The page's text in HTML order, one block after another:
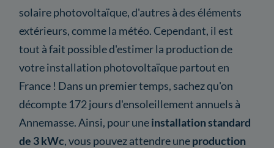
solaire photovoltaïque, d'autres à des éléments
extérieurs, comme la météo. Cependant, il est
tout à fait possible d'estimer la production de
votre installation photovoltaïque partout en
France ! Dans un premier temps, sachez qu'on
décompte 172 jours d'ensoleillement annuels à
Annemasse. Ainsi, pour uneinstallation standard
de 3 kWc, vous pouvez attendre uneproduction